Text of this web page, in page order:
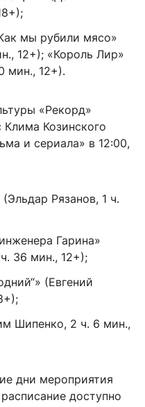
мы рубили мясо»
12+); «Король Лир»
мин., 12+).
«Рекорд»
Клима Козинского
и сериала» в 12:00,
Рязанов, 1 ч.
Гарина»
36 мин., 12+);
(Евгений
Шипенко, 2 ч. 6 мин.,
дни мероприятия
доступно